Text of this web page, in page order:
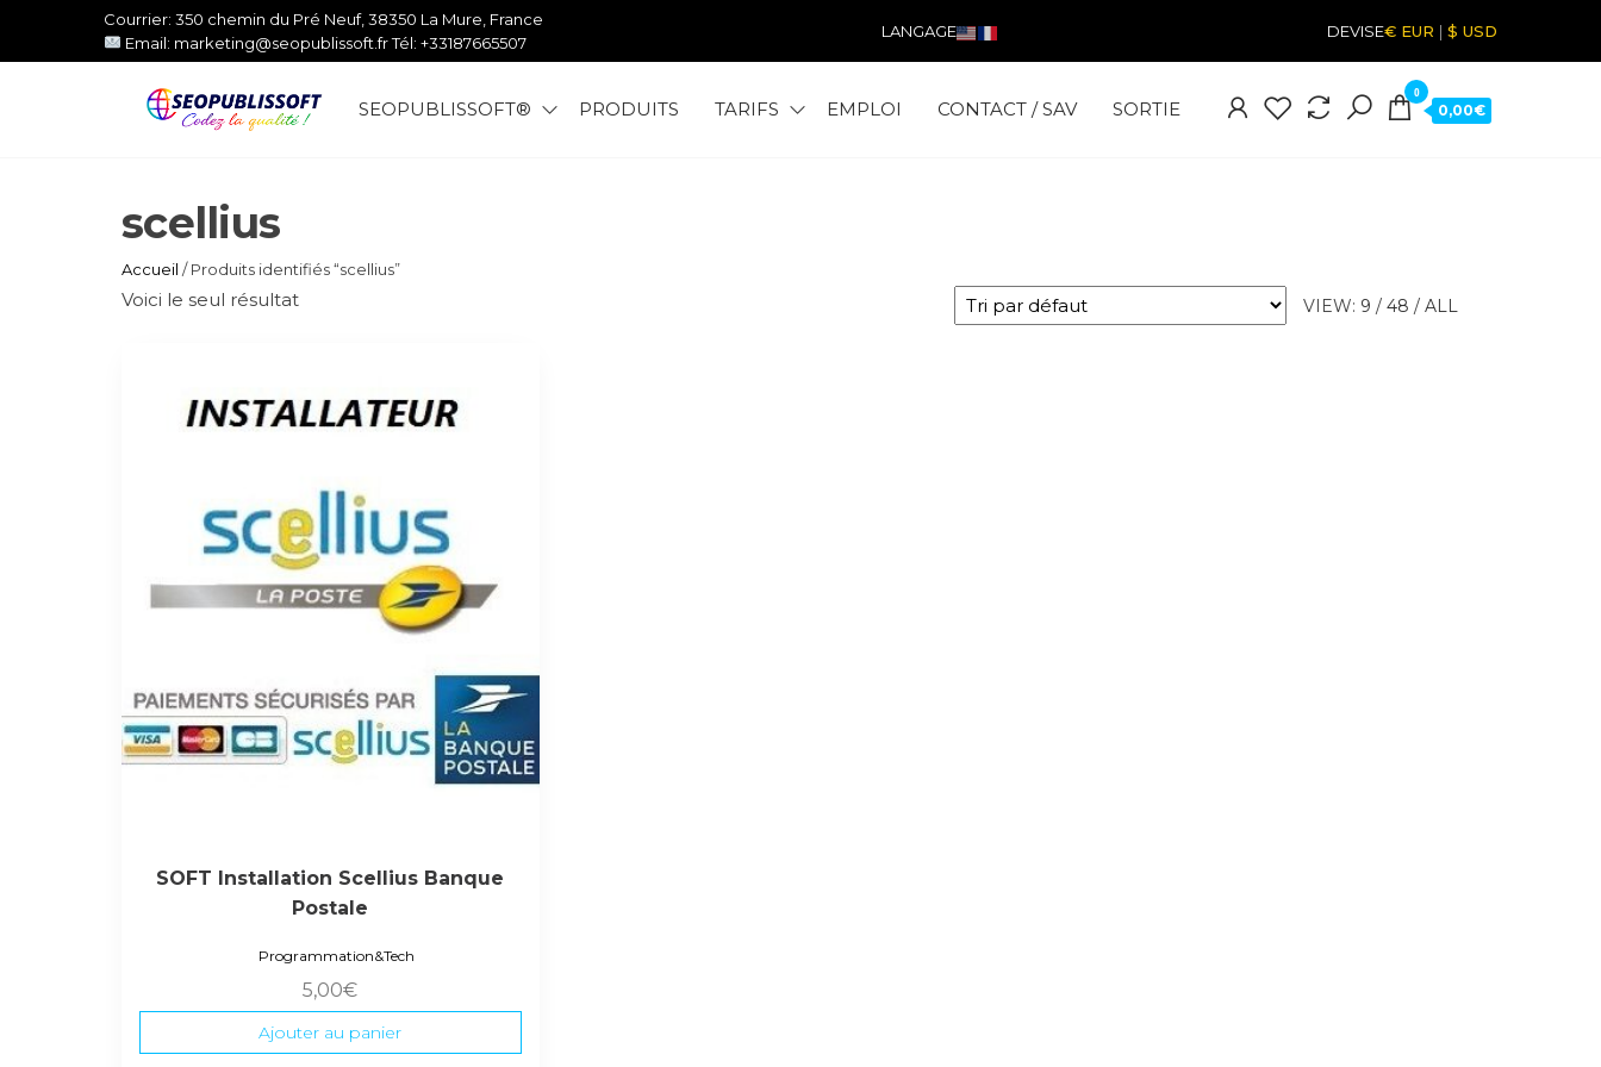
contenu
Courrier: 350 chemin du Pré Neuf, 38350 La Mure, France
Email: marketing@seopublissoft.fr Tél: +33187665507
LANGAGE DEVISE€ EUR | $ USD
SEOPUBLISSOFT® PRODUITS TARIFS EMPLOI CONTACT / SAV SORTIE
0
0,00€
scellius
Accueil / Produits identifiés “scellius”
VIEW: 9 / 48 / ALL
Voici le seul résultat
SOFT Installation Scellius Banque
Postale
Programmation&Tech
5,00€
Ajouter au panier